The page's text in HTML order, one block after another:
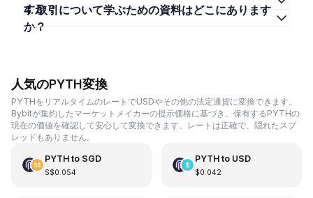
すか？
4. 取引について学ぶための資料はどこにあります
か？
人気のPYTH変換
PYTHをリアルタイムのレートでUSDやその他の法定通貨に変換できます。
Bybitが集約したマーケットメイカーの提示価格に基づき、保有するPYTHの
現在の価値を確認して安心して変換できます。レートは正確で、隠れたスプ
レッドもありません。
PYTHto SGD
S$0.054
PYTHto USD
$0.042